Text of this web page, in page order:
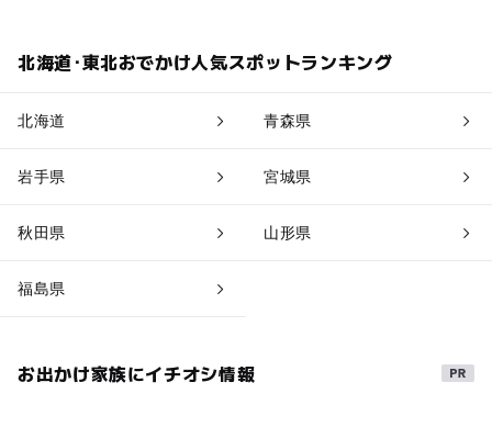
北海道･東北おでかけ人気スポットランキング
北海道 青森県
岩手県 宮城県
秋田県 山形県
福島県
お出かけ家族にイチオシ情報